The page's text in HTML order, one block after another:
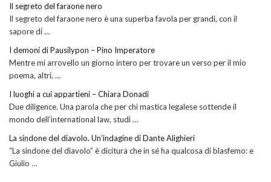
Il segreto del faraone nero
Il segreto del faraone nero è una superba favola per grandi, con il
sapore di …
I demoni di Pausilypon – Pino Imperatore
Mentre mi arrovello un giorno intero per trovare un verso per il mio
poema, altri, …
I luoghi a cui appartieni – Chiara Donadi
Due diligence. Una parola che per chi mastica legalese sottende il
mondo dell’international law, studi …
La sindone del diavolo. Un’indagine di Dante Alighieri
“La sindone del diavolo” è dicitura che in sé ha qualcosa di blasfemo: e
Giulio …